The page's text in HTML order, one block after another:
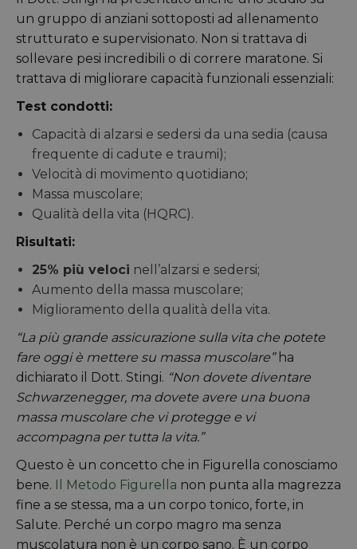
un gruppo di anziani sottoposti ad allenamento
strutturato e supervisionato. Non si trattava di
sollevare pesi incredibili o di correre maratone. Si
trattava di migliorare capacità funzionali essenziali:
Test condotti:
Capacità di alzarsi e sedersi da una sedia (causa
frequente di cadute e traumi);
Velocità di movimento quotidiano;
Massa muscolare;
Qualità della vita (HQRC).
Risultati:
25% più veloci nell’alzarsi e sedersi;
Aumento della massa muscolare;
Miglioramento della qualità della vita.
“La più grande assicurazione sulla vita che potete
fare oggi è mettere su massa muscolare”ha
dichiarato il Dott. Stingi. “Non dovete diventare
Schwarzenegger, ma dovete avere una buona
massa muscolare che vi protegge e vi
accompagna per tutta la vita.”
Questo è un concetto che in Figurella conosciamo
bene. Il Metodo Figurella non punta alla magrezza
fine a se stessa, ma a un corpo tonico, forte, in
Salute. Perché un corpo magro ma senza
muscolatura non è un corpo sano. È un corpo